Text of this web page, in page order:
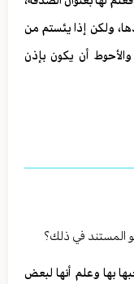
ولكن إذا يئستم من
والأحوط أن يكون بإذن
المستند في ذلك؟
بها وعلم أنها لبعض